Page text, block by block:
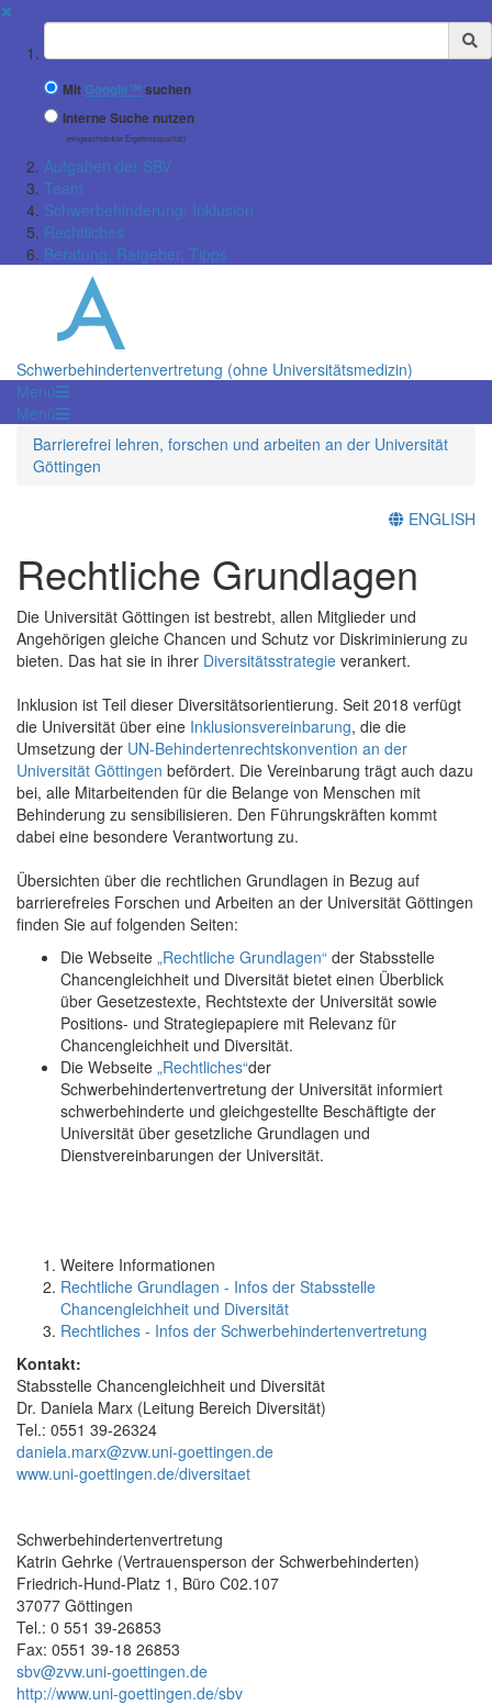
✖
Suchbegriff
Mit Google™ suchen
Interne Suche nutzen
(eingeschränkte Ergebnisqualität)
Aufgaben der SBV
Team
Schwerbehinderung/ Inklusion
Rechtliches
Beratung, Ratgeber, Tipps
Schwerbehindertenvertretung (ohne Universitätsmedizin)
Menü
Menü
Barrierefrei lehren, forschen und arbeiten an der Universität
Göttingen
ENGLISH
Rechtliche Grundlagen
Die Universität Göttingen ist bestrebt, allen Mitglieder und
Angehörigen gleiche Chancen und Schutz vor Diskriminierung zu
bieten. Das hat sie in ihrer Diversitätsstrategie verankert.
Inklusion ist Teil dieser Diversitätsorientierung. Seit 2018 verfügt
die Universität über eine Inklusionsvereinbarung, die die
Umsetzung der UN-Behindertenrechtskonvention an der
Universität Göttingen befördert. Die Vereinbarung trägt auch dazu
bei, alle Mitarbeitenden für die Belange von Menschen mit
Behinderung zu sensibilisieren. Den Führungskräften kommt
dabei eine besondere Verantwortung zu.
Übersichten über die rechtlichen Grundlagen in Bezug auf
barrierefreies Forschen und Arbeiten an der Universität Göttingen
finden Sie auf folgenden Seiten:
Die Webseite „Rechtliche Grundlagen“ der Stabsstelle
Chancengleichheit und Diversität bietet einen Überblick
über Gesetzestexte, Rechtstexte der Universität sowie
Positions- und Strategiepapiere mit Relevanz für
Chancengleichheit und Diversität.
Die Webseite „Rechtliches“der
Schwerbehindertenvertretung der Universität informiert
schwerbehinderte und gleichgestellte Beschäftigte der
Universität über gesetzliche Grundlagen und
Dienstvereinbarungen der Universität.
Weitere Informationen
Rechtliche Grundlagen - Infos der Stabsstelle
Chancengleichheit und Diversität
Rechtliches - Infos der Schwerbehindertenvertretung
Kontakt:
Stabsstelle Chancengleichheit und Diversität
Dr. Daniela Marx (Leitung Bereich Diversität)
Tel.: 0551 39-26324
daniela.marx@zvw.uni-goettingen.de
www.uni-goettingen.de/diversitaet
Schwerbehindertenvertretung
Katrin Gehrke (Vertrauensperson der Schwerbehinderten)
Friedrich-Hund-Platz 1, Büro C02.107
37077 Göttingen
Tel.: 0 551 39-26853
Fax: 0551 39-18 26853
sbv@zvw.uni-goettingen.de
http://www.uni-goettingen.de/sbv